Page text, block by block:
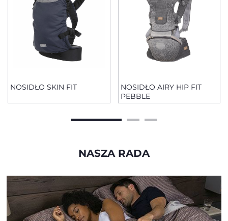
NOSIDŁO SKIN FIT
NOSIDŁO AIRY HIP FIT
PEBBLE
NASZA RADA